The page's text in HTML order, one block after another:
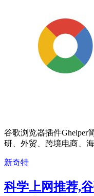
谷歌浏览器插件Ghelper
研、外贸、跨境电商、
新奇特
科学上网推荐,